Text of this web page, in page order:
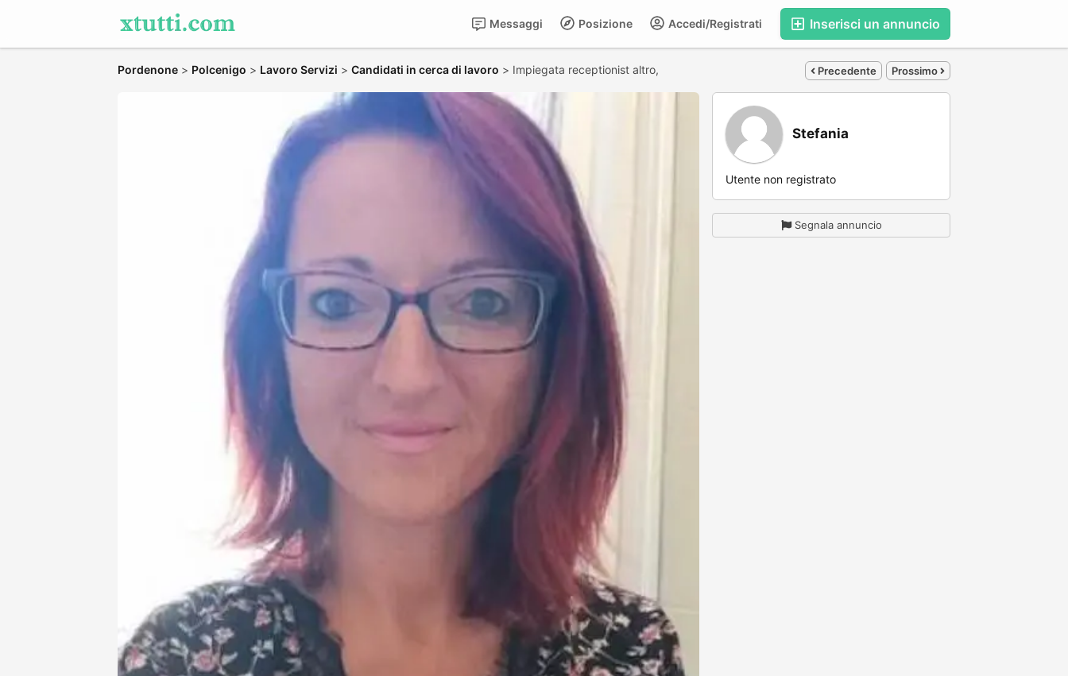
Inserisci un annuncio
Accedi/Registrati
Posizione
Messaggi
Pordenone > Polcenigo > Lavoro Servizi > Candidati in cerca di lavoro > Impiegata receptionist altro, Precedente Prossimo
Stefania
Utente non registrato
Segnala annuncio